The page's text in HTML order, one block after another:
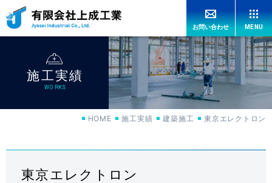
お問い合わせ MENU
HOME
上成工業の強み OUR ADVANTAGES
工法紹介 CONSTRUCTION
施工実績
WORKS
HOME 施工実績 建築施工 東京エレクトロン
東京エレクトロン